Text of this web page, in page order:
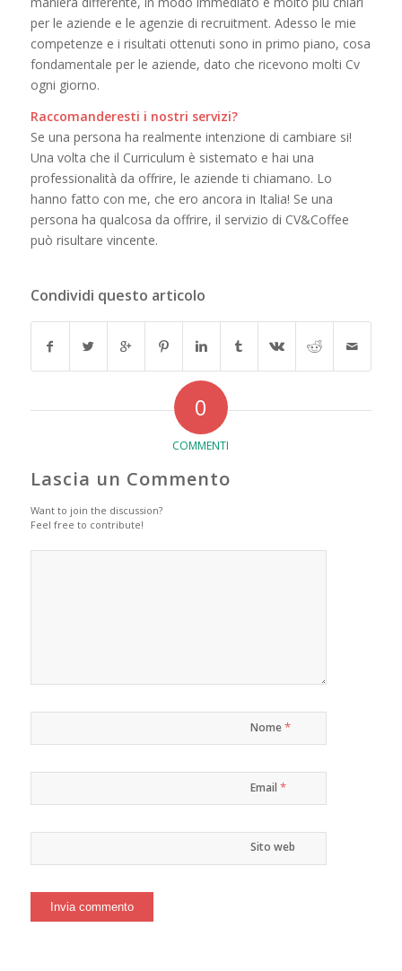
per le aziende e le agenzie di recruitment. Adesso le mie
competenze e i risultati ottenuti sono in primo piano, cosa
fondamentale per le aziende, dato che ricevono molti Cv
ogni giorno.
Raccomanderesti i nostri servizi?
Se una persona ha realmente intenzione di cambiare si!
Una volta che il Curriculum è sistemato e hai una
professionalità da offrire, le aziende ti chiamano. Lo
hanno fatto con me, che ero ancora in Italia! Se una
persona ha qualcosa da offrire, il servizio di CV&Coffee
può risultare vincente.
Condividi questo articolo
0
COMMENTI
Lascia un Commento
Want to join the discussion?
Feel free to contribute!
Nome*
Email *
Sito web